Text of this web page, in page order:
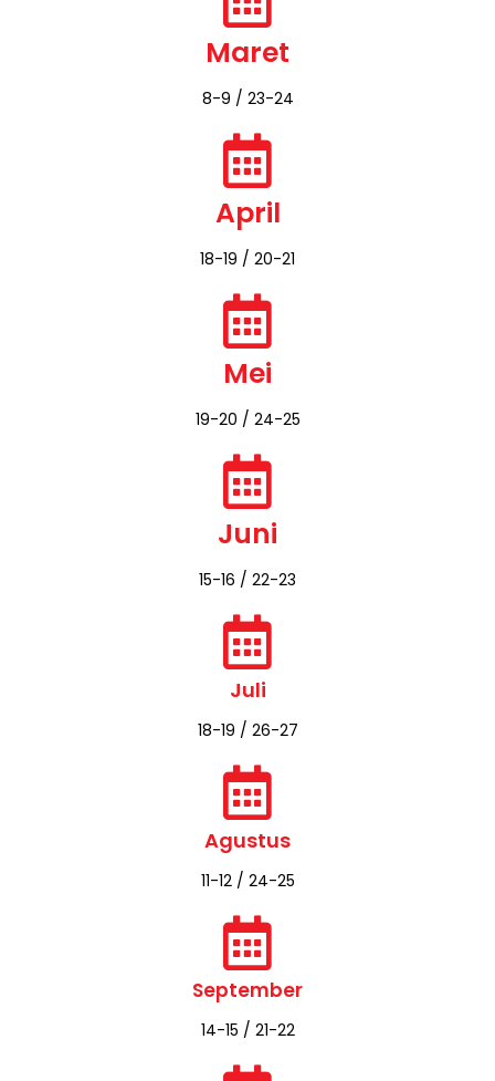
Februari
15-16 / 23-24​
Maret
8-9 / 23-24
April
18-19 / 20-21
Mei
19-20 / 24-25
Juni
15-16 / 22-23
Juli
18-19 / 26-27
Agustus